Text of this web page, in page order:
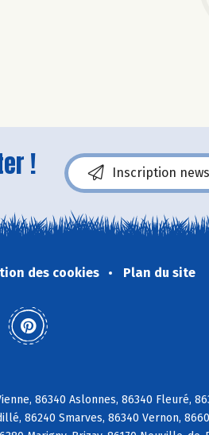
! Inscription
des cookies Plan du site
86340 Aslonnes, 86340 Fleuré,
86240 Smarves, 86340 Vernon,